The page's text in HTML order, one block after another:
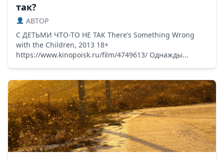
так?
ABTOP
С ДЕТЬМИ ЧТО-ТО НЕ ТАК There’s Something Wrong
with the Children, 2013 18+
https://www.kinopoisk.ru/film/4749613/ Однажды...